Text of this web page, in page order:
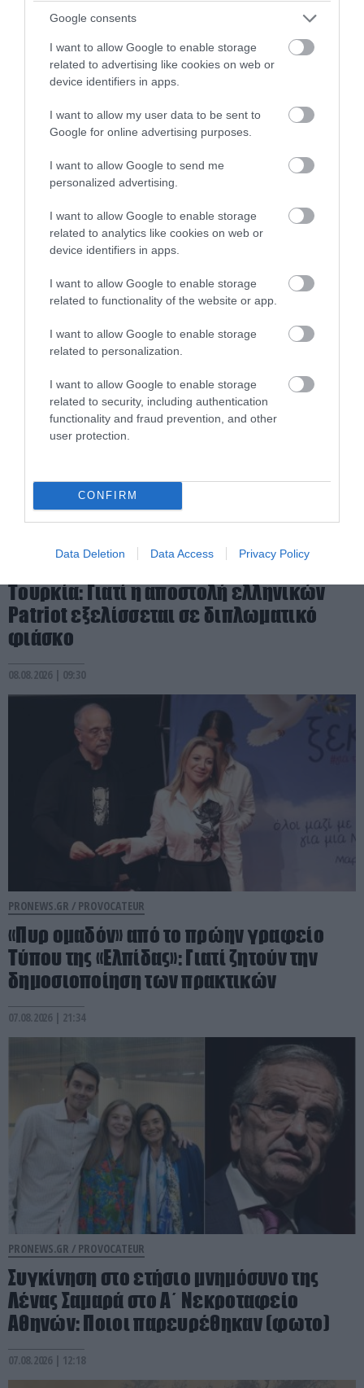
Google consents
I want to allow Google to enable storage
related to advertising like cookies on web or
device identifiers in apps.
I want to allow my user data to be sent to
Google for online advertising purposes.
I want to allow Google to send me
personalized advertising.
I want to allow Google to enable storage
related to analytics like cookies on web or
device identifiers in apps.
I want to allow Google to enable storage
related to functionality of the website or app.
I want to allow Google to enable storage
related to personalization.
I want to allow Google to enable storage
related to security, including authentication
functionality and fraud prevention, and other
user protection.
CONFIRM
Data Deletion Data Access Privacy Policy
Ν.Χαρδαλιάς: «Καμία ανεμογεννήτρια σε
προστατευόμενες και πυρόπληκτες
08.08.2026 | 11:48
Τουρκία: Γιατί η αποστολή ελληνικών
Patriot εξελίσσεται σε διπλωματικό
φιάσκο
08.08.2026 | 09:30
PRONEWS.GR / PROVOCATEUR
«Πυρ ομαδόν» από το πρώην γραφείο
Τύπου της «Ελπίδας»: Γιατί ζητούν την
δημοσιοποίηση των πρακτικών
07.08.2026 | 21:34
PRONEWS.GR / PROVOCATEUR
Συγκίνηση στο ετήσιο μνημόσυνο της
Λένας Σαμαρά στο Α΄ Νεκροταφείο
Αθηνών: Ποιοι παρευρέθηκαν (φωτο)
07.08.2026 | 12:18